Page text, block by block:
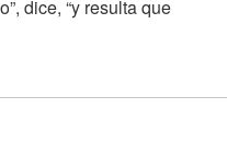
dice, “y resulta que